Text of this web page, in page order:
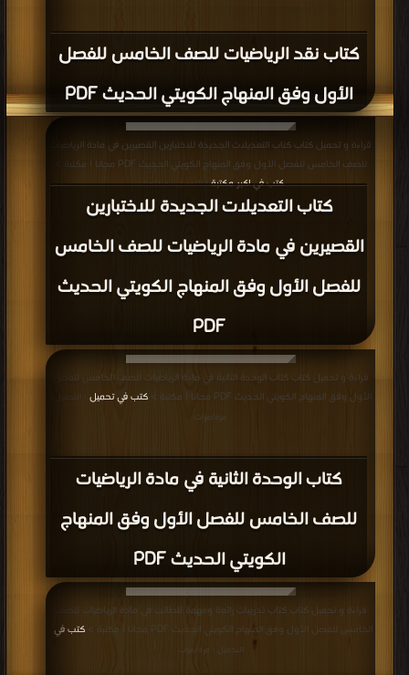
كتاب نقد الرياضيات للصف الخامس للفصل
الأول وفق المنهاج الكويتي الحديث PDF
كتاب التعديلات الجديدة للاختبارين
القصيرين في مادة الرياضيات للصف الخامس
للفصل الأول وفق المنهاج الكويتي الحديث
PDF
قراءة و تحميل كتاب كتاب التعديلات الجديدة للاختبارين القصيرين في مادة الرياضيات
للصف الخامس للفصل الأول وفق المنهاج الكويتي الحديث PDF مجانا | مكتبة >
كتب في اكبر مكتبة| التحميل : مرة/مرات
كتاب الوحدة الثانية في مادة الرياضيات
للصف الخامس للفصل الأول وفق المنهاج
الكويتي الحديث PDF
قراءة و تحميل كتاب كتاب الوحدة الثانية في مادة الرياضيات للصف الخامس للفصل
الأول وفق المنهاج الكويتي الحديث PDF مجانا | مكتبة >
كتب في تحميل
| التحميل :
مرة/مرات
قراءة و تحميل كتاب كتاب تدريبات رائعة ومهمة للطالب في مادة الرياضيات للصف
الخامس للفصل الأول وفق المنهاج الكويتي الحديث PDF مجانا | مكتبة >
كتب في
التحميل : مرة/مرات